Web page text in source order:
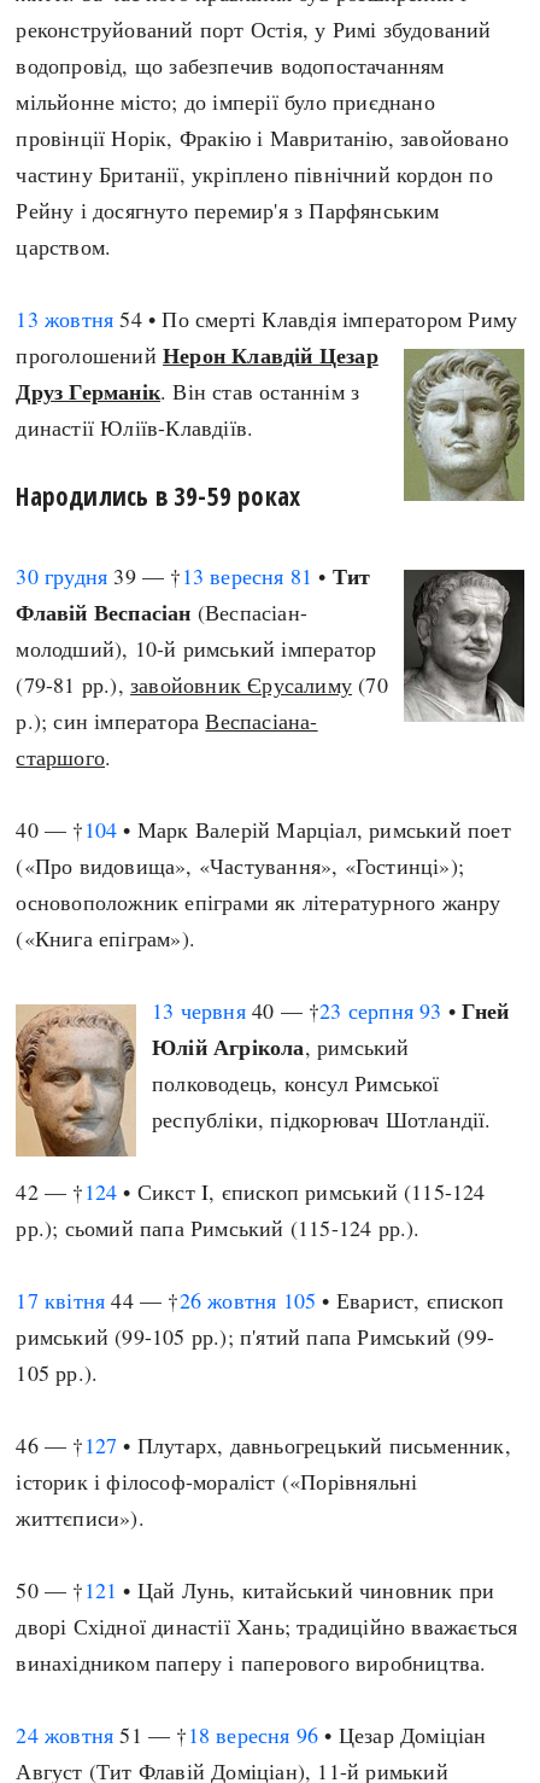
реконструйований порт Остія, у Римі збудований
водопровід, що забезпечив водопостачанням
мільйонне місто; до імперії було приєднано
провінції Норік, Фракію і Мавританію, завойовано
частину Британії, укріплено північний кордон по
Рейну і досягнуто перемир'я з Парфянським
царством.
13 жовтня 54 • По смерті Клавдія імператором Риму
проголошенийНерон Клавдій Цезар
Друз Германік. Він став останнім з
династії Юліїв-Клавдіїв.
Народились в 39-59 роках
30 грудня 39 — †13 вересня 81 • Тит
Флавій Веспасіан (Веспасіан-
молодший), 10-й римський імператор
(79-81 рр.),завойовник Єрусалиму (70
р.); син імператораВеспасіана-
старшого.
40 — †104 • Марк Валерій Марціал, римський поет
(«Про видовища», «Частування», «Гостинці»);
основоположник епіграми як літературного жанру
(«Книга епіграм»).
13 червня40 — †23 серпня 93 •Гней
Юлій Агрікола, римський
полководець, консул Римської
республіки, підкорювач Шотландії.
42 — †124 • Сикст I, єпископ римський (115-124
рр.); сьомий папа Римський (115-124 рр.).
17 квітня 44 — †26 жовтня 105 • Еварист, єпископ
римський (99-105 рр.); п'ятий папа Римський (99-
105 рр.).
46 — †127 • Плутарх, давньогрецький письменник,
історик і філософ-мораліст («Порівняльні
життєписи»).
50 — †121 • Цай Лунь, китайський чиновник при
дворі Східної династії Хань; традиційно вважається
винахідником паперу і паперового виробництва.
24 жовтня 51 — †18 вересня 96 • Цезар Доміціан
Август (Тит Флавій Доміціан), 11-й римький